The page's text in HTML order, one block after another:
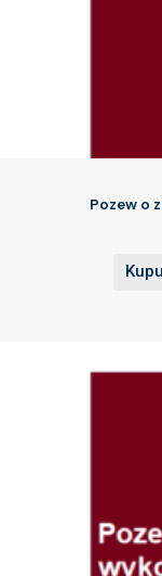
Pozew o